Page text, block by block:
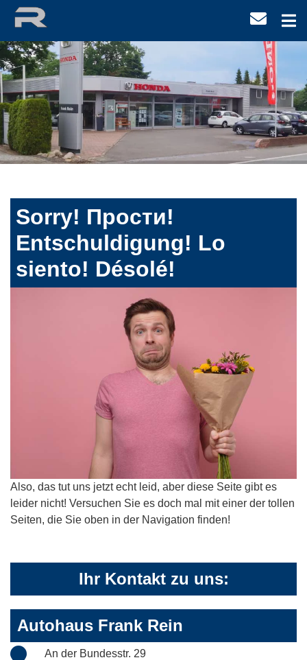
Sorry! Прости!
Entschuldigung! Lo
siento! Désolé!
Also, das tut uns jetzt echt leid, aber diese Seite gibt es
leider nicht! Versuchen Sie es doch mal mit einer der tollen
Seiten, die Sie oben in der Navigation finden!
Ihr Kontakt zu uns:
Autohaus Frank Rein
An der Bundesstr. 29